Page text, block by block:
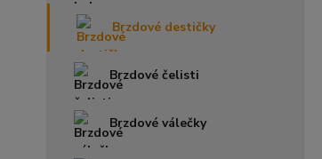
Brzdové destičky
Brzdové čelisti
Brzdové válečky